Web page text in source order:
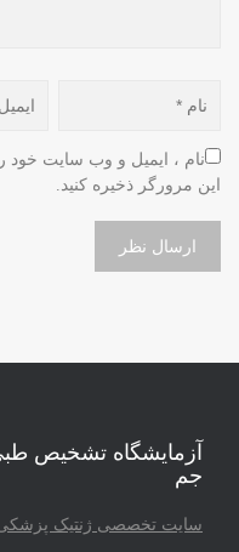
این مرورگر ذخیره کنید.
آزمایشگاه تشخیص
جم
سایت تخصصی ژنتیک